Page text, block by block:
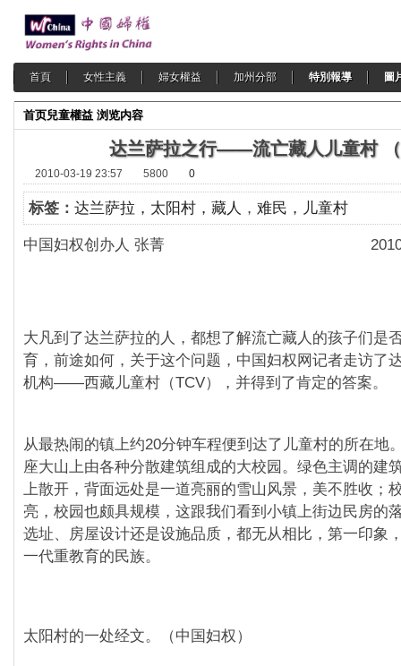
首頁 女性主義 婦女權益 加州分部 特別報導 圖
首页兒童權益 浏览内容
达兰萨拉之行——流亡藏人儿童村
2010-03-19 23:57 5800 0
标签： 达兰萨拉，太阳村，藏人 ， 难民，儿童村
中国妇权创办人 张菁 2010-
大凡到了达兰萨拉的人，都想了解流亡藏人的孩子们是
育，前途如何，关于这个问题，中国妇权网记者走访了
机构——西藏儿童村（TCV），并得到了肯定的答案。
从最热闹的镇上约20分钟车程便到达了儿童村的所在地
座大山上由各种分散建筑组成的大校园。绿色主调的建
上散开，背面远处是一道亮丽的雪山风景，美不胜收；
亮，校园也颇具规模，这跟我们看到小镇上街边民房的
选址、房屋设计还是设施品质，都无从相比，第一印象
一代重教育的民族。
太阳村的一处经文。（中国妇权）